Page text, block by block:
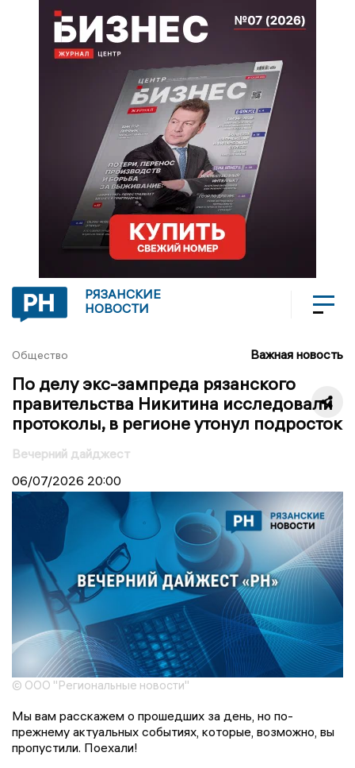
РЯЗАНСКИЕ
НОВОСТИ
Общество Важная новость
По делу экс-зампреда рязанского
правительства Никитина исследовали
протоколы, в регионе утонул подросток
Вечерний дайджест
06/07/2026 20:00
© ООО "Региональные новости"
Мы вам расскажем о прошедших за день, но по-
прежнему актуальных событиях, которые, возможно, вы
пропустили. Поехали!